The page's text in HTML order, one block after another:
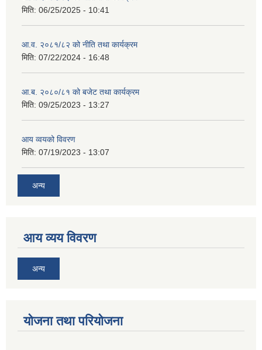
मिति: 06/25/2025 - 10:41
आ.व. २०८१/८२ को नीति तथा कार्यक्रम
मिति: 07/22/2024 - 16:48
आ.ब. २०८०/८१ को बजेट तथा कार्यक्रम
मिति: 09/25/2023 - 13:27
आय व्वयको विवरण
मिति: 07/19/2023 - 13:07
अन्य
आय व्यय विवरण
अन्य
याेजना तथा परियाेजना